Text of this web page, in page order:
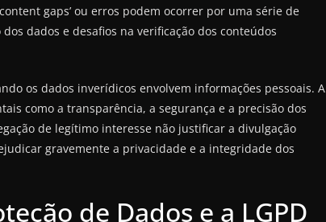
gaps’ ou erros podem ocorrer por uma série de
dados e desafios na verificação dos conteúdos
os dados inverídicos envolvem informações pessoais. A
como a transparência, a segurança e a precisão dos
de legítimo interesse não justificar a divulgação
gravemente a privacidade e a integridade dos
de Dados e a LGPD